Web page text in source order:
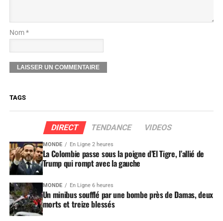
Nom *
TAGS
DIRECT TENDANCE VIDEOS
MONDE En Ligne 2 heures
La Colombie passe sous la poigne d’El Tigre, l’allié de
Trump qui rompt avec la gauche
MONDE En Ligne 6 heures
Un minibus soufflé par une bombe près de Damas, deux
morts et treize blessés